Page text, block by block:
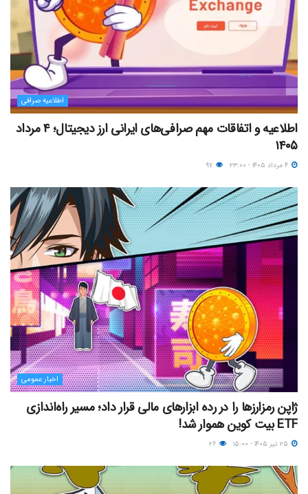
اطلاعیه صرافی
اطلاعیه و اتفاقات مهم صرافی‌های ایرانی ارز دیجیتال؛ ۴ مرداد
۱۴۰۵
اخبار عمومی
ژاپن رمزارزها را در رده ابزارهای مالی قرار داد؛ مسیر راه‌اندازی
ETF بیت کوین هموار شد!